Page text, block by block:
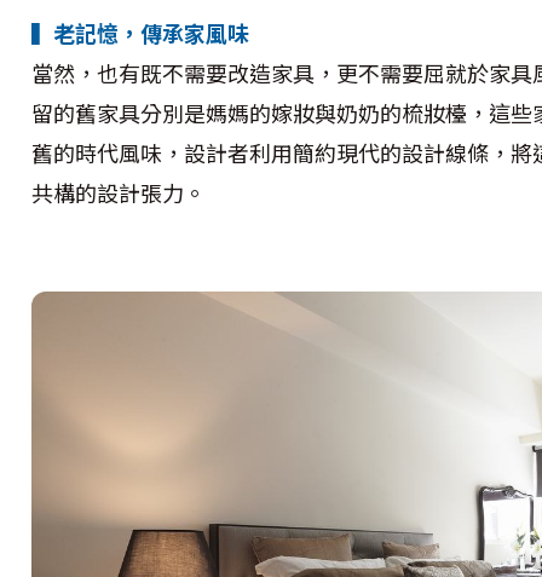
▍老記憶，傳承家風味
當然，也有既不需要改造家具，更不需要屈就於家
留的舊家具分別是媽媽的嫁妝與奶奶的梳妝檯，這
舊的時代風味，設計者利用簡約現代的設計線條，
共構的設計張力。